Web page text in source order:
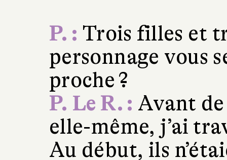
P. : Trois filles et
personnage vous
proche ?
P. Le R. : Avant
elle-même, j’ai
Au début, ils